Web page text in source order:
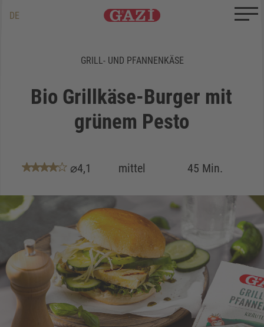
DE
GRILL- UND PFANNENKÄSE
Bio Grillkäse-Burger mit
grünem Pesto
⌀4,1 mittel 45 Min.